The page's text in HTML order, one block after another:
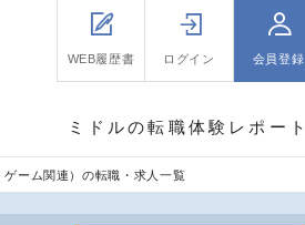
WEB履歴書 ログイン 会員登録
ミドルの転職体験レポート
ーム関連）の転職・求人一覧